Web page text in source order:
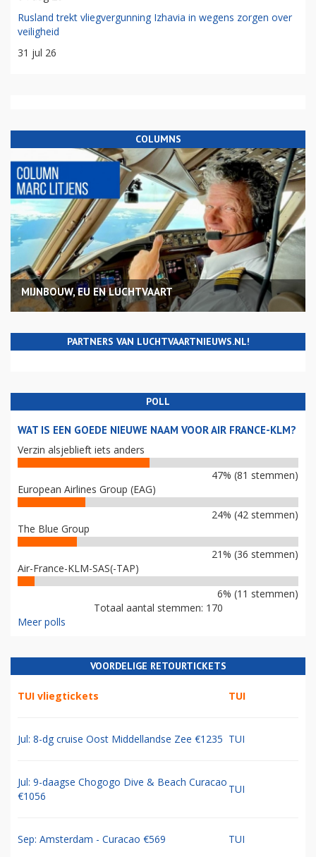
Rusland trekt vliegvergunning Izhavia in wegens zorgen over
veiligheid
31 jul 26
COLUMNS
MIJNBOUW, EU EN LUCHTVAART
PARTNERS VAN LUCHTVAARTNIEUWS.NL!
POLL
WAT IS EEN GOEDE NIEUWE NAAM VOOR AIR FRANCE-KLM?
Verzin alsjeblieft iets anders
47% (81 stemmen)
European Airlines Group (EAG)
24% (42 stemmen)
The Blue Group
21% (36 stemmen)
Air-France-KLM-SAS(-TAP)
6% (11 stemmen)
Totaal aantal stemmen: 170
Meer polls
VOORDELIGE RETOURTICKETS
TUI vliegtickets TUI
Jul: 8-dg cruise Oost Middellandse Zee €1235 TUI
Jul: 9-daagse Chogogo Dive & Beach Curacao
€1056
TUI
Sep: Amsterdam - Curacao €569 TUI